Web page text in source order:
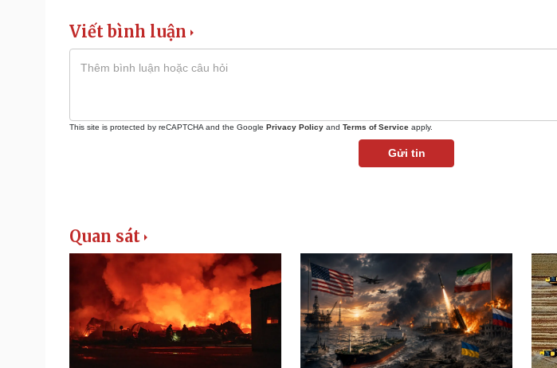
Viết bình luận
This site is protected by reCAPTCHA and the Google Privacy Policy and Terms of Service apply.
Gửi tin
Quan sát